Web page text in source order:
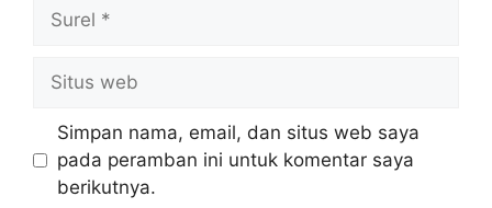
web
Simpan nama, email, dan situs web saya
pada peramban ini untuk komentar saya
berikutnya.